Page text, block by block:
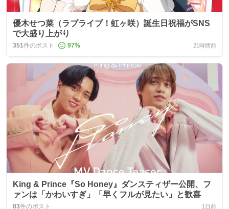
優木せつ菜（ラブライブ！虹ヶ咲）誕生日祝福がSNS
で大盛り上がり
351件のポスト 97% 21時間前
King & Prince『So Honey』ダンスティザー公開、フ
ァンは「かわいすぎ」「早くフルが見たい」と歓喜
83件のポスト 1日前